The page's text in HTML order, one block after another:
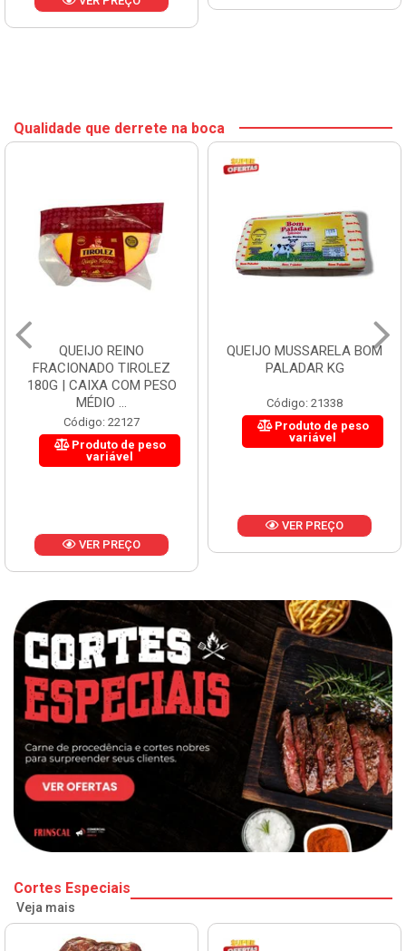
Qualidade que derrete na boca
QUEIJO REINO
FRACIONADO TIROLEZ
180G | CAIXA COM PESO
MÉDIO ...
Código: 22127
Produto de peso
variável
VER PREÇO
QUEIJO MUSSARELA BOM
PALADAR KG
Código: 21338
Produto de peso
variável
VER PREÇO
Cortes Especiais
Veja mais